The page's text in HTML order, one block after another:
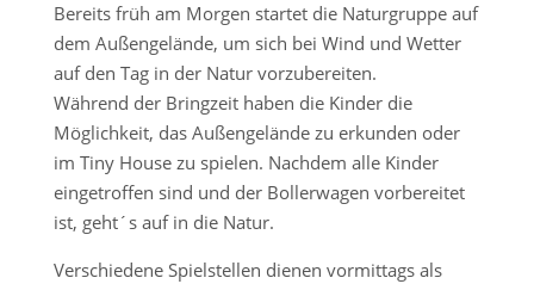
Bereits früh am Morgen startet die Naturgruppe auf
dem Außengelände, um sich bei Wind und Wetter
auf den Tag in der Natur vorzubereiten.
Während der Bringzeit haben die Kinder die
Möglichkeit, das Außengelände zu erkunden oder
im Tiny House zu spielen. Nachdem alle Kinder
eingetroffen sind und der Bollerwagen vorbereitet
ist, geht´s auf in die Natur.
Verschiedene Spielstellen dienen vormittags als